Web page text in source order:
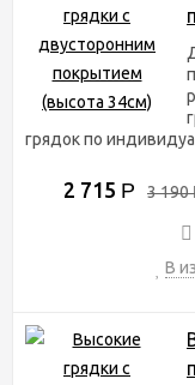
грядок по
2 715 Р 3 190
В